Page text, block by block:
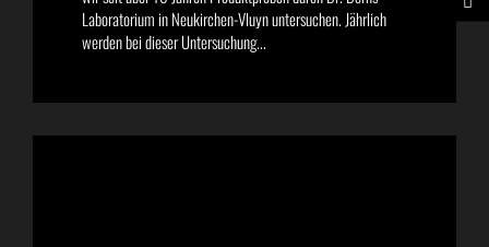
Laboratorium in Neukirchen-Vluyn untersuchen. Jährlich
werden bei dieser Untersuchung...